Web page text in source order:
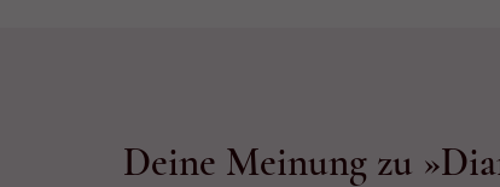
Deine Meinung zu